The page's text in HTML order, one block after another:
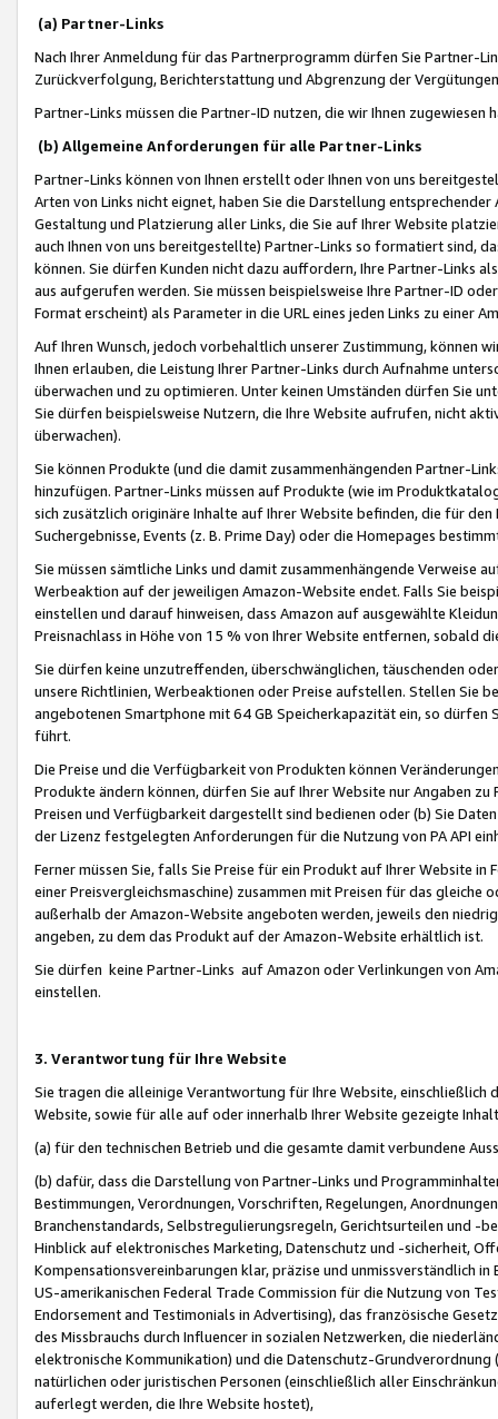
(a) Partner-Links
Nach Ihrer Anmeldung für das Partnerprogramm dürfen Sie Partner-
Zurückverfolgung, Berichterstattung und Abgrenzung der
Partner-Links müssen die Partner-ID nutzen, die wir Ihnen zugewiesen
(b) Allgemeine Anforderungen für alle Partner-Links
Partner-Links können von Ihnen erstellt oder Ihnen von uns
Arten von Links nicht eignet, haben Sie die Darstellung
Gestaltung und Platzierung aller Links, die Sie auf Ihrer Website
auch Ihnen von uns bereitgestellte) Partner-Links so formatiert sind,
können. Sie dürfen Kunden nicht dazu auffordern, Ihre Partner-Links
aus aufgerufen werden. Sie müssen beispielsweise Ihre Partner-ID
Format erscheint) als Parameter in die URL eines jeden Links zu einer
Auf Ihren Wunsch, jedoch vorbehaltlich unserer Zustimmung, können
Ihnen erlauben, die Leistung Ihrer Partner-Links durch Aufnahme
überwachen und zu optimieren. Unter keinen Umständen dürfen Sie
Sie dürfen beispielsweise Nutzern, die Ihre Website aufrufen, nicht
überwachen).
Sie können Produkte (und die damit zusammenhängenden Partner-
hinzufügen. Partner-Links müssen auf Produkte (wie im
sich zusätzlich originäre Inhalte auf Ihrer Website befinden, die für
Suchergebnisse, Events (z. B. Prime Day) oder die Homepages
Sie müssen sämtliche Links und damit zusammenhängende
Werbeaktion auf der jeweiligen Amazon-Website endet. Falls Sie
einstellen und darauf hinweisen, dass Amazon auf ausgewählte
Preisnachlass in Höhe von 15 % von Ihrer Website entfernen, sobald
Sie dürfen keine unzutreffenden, überschwänglichen, täuschenden
unsere Richtlinien, Werbeaktionen oder Preise aufstellen. Stellen Sie
angebotenen Smartphone mit 64 GB Speicherkapazität ein, so dürfen
führt.
Die Preise und die Verfügbarkeit von Produkten können
Produkte ändern können, dürfen Sie auf Ihrer Website nur Angaben
Preisen und Verfügbarkeit dargestellt sind bedienen oder (b) Sie
der Lizenz festgelegten Anforderungen für die Nutzung von PA API
Ferner müssen Sie, falls Sie Preise für ein Produkt auf Ihrer Website
einer Preisvergleichsmaschine) zusammen mit Preisen für das
außerhalb der Amazon-Website angeboten werden, jeweils den
angeben, zu dem das Produkt auf der Amazon-Website erhältlich ist.
Sie dürfen keine Partner-Links auf Amazon oder Verlinkungen von
einstellen.
3. Verantwortung für Ihre Website
Sie tragen die alleinige Verantwortung für Ihre Website,
Website, sowie für alle auf oder innerhalb Ihrer Website gezeigte
(a) für den technischen Betrieb und die gesamte damit verbundene
(b) dafür, dass die Darstellung von Partner-Links und
Bestimmungen, Verordnungen, Vorschriften, Regelungen,
Branchenstandards, Selbstregulierungsregeln, Gerichtsurteilen und -
Hinblick auf elektronisches Marketing, Datenschutz und -sicherheit,
Kompensationsvereinbarungen klar, präzise und unmissverständlich
US-amerikanischen Federal Trade Commission für die Nutzung von
Endorsement and Testimonials in Advertising), das französische
des Missbrauchs durch Influencer in sozialen Netzwerken, die
elektronische Kommunikation) und die Datenschutz-
natürlichen oder juristischen Personen (einschließlich aller
auferlegt werden, die Ihre Website hostet),